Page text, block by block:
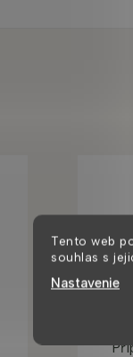
Tento web
souhlas s
Nastavenie